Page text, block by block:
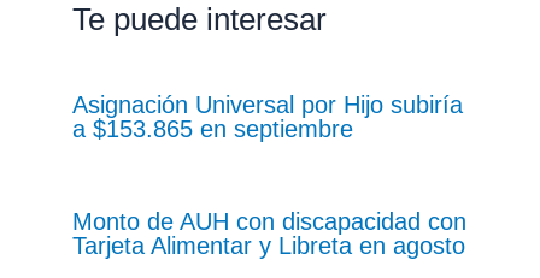
Te puede interesar
Asignación Universal por Hijo subiría
a $153.865 en septiembre
Monto de AUH con discapacidad con
Tarjeta Alimentar y Libreta en agosto